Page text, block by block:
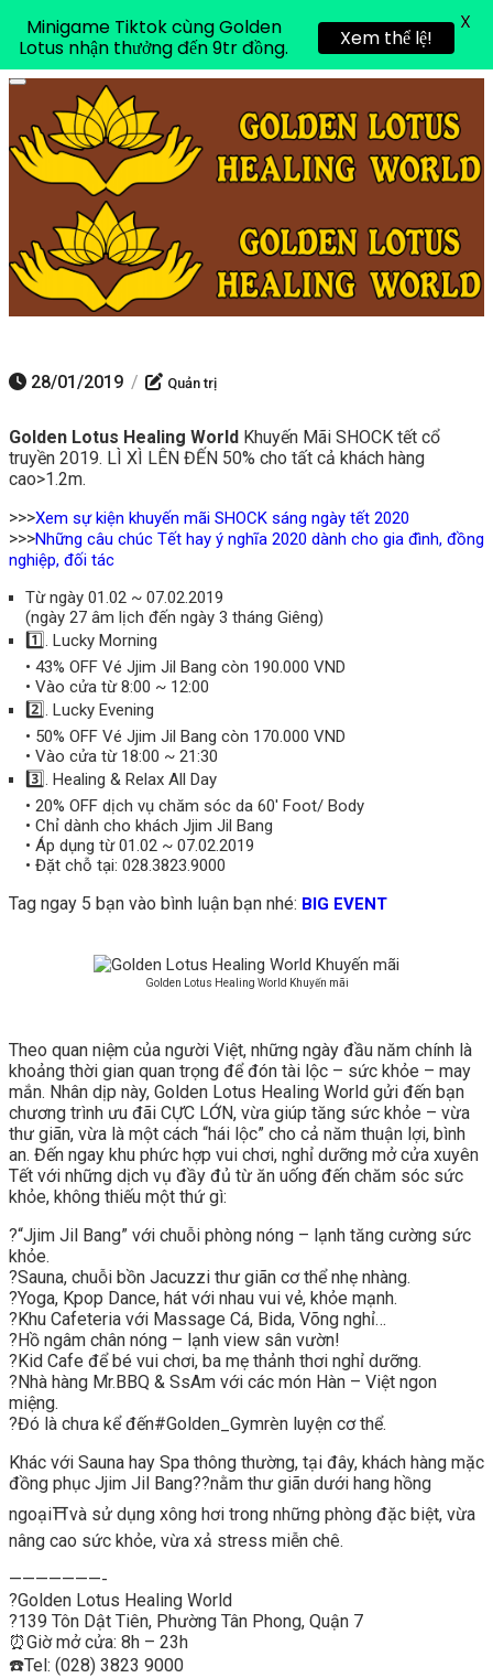
Toggle navigation
28/01/2019 / Quản trị
Golden Lotus Healing World Khuyến Mãi SHOCK tết cổ
truyền 2019. LÌ XÌ LÊN ĐẾN 50% cho tất cả khách hàng
cao>1.2m.
>>>Xem sự kiện khuyến mãi SHOCK sáng ngày tết 2020
>>>Những câu chúc Tết hay ý nghĩa 2020 dành cho gia đình, đồng
nghiệp, đối tác
Từ ngày 01.02 ~ 07.02.2019
(ngày 27 âm lịch đến ngày 3 tháng Giêng)
1️⃣. Lucky Morning
• 43% OFF Vé Jjim Jil Bang còn 190.000 VND
• Vào cửa từ 8:00 ~ 12:00
2️⃣. Lucky Evening
• 50% OFF Vé Jjim Jil Bang còn 170.000 VND
• Vào cửa từ 18:00 ~ 21:30
3️⃣. Healing & Relax All Day
• 20% OFF dịch vụ chăm sóc da 60′ Foot/ Body
• Chỉ dành cho khách Jjim Jil Bang
• Áp dụng từ 01.02 ~ 07.02.2019
• Đặt chỗ tại: 028.3823.9000
Tag ngay 5 bạn vào bình luận bạn nhé: BIG EVENT
Golden Lotus Healing World Khuyến mãi
Theo quan niệm của người Việt, những ngày đầu năm chính là
khoảng thời gian quan trọng để đón tài lộc – sức khỏe – may
mắn. Nhân dịp này, Golden Lotus Healing World gửi đến bạn
chương trình ưu đãi CỰC LỚN, vừa giúp tăng sức khỏe – vừa
thư giãn, vừa là một cách “hái lộc” cho cả năm thuận lợi, bình
an. Đến ngay khu phức hợp vui chơi, nghỉ dưỡng mở cửa xuyên
Tết với những dịch vụ đầy đủ từ ăn uống đến chăm sóc sức
khỏe, không thiếu một thứ gì:
?“Jjim Jil Bang” với chuỗi phòng nóng – lạnh tăng cường sức
khỏe.
?Sauna, chuỗi bồn Jacuzzi thư giãn cơ thể nhẹ nhàng.
?Yoga, Kpop Dance, hát với nhau vui vẻ, khỏe mạnh.
?Khu Cafeteria với Massage Cá, Bida, Võng nghỉ…
?Hồ ngâm chân nóng – lạnh view sân vườn!
?Kid Cafe để bé vui chơi, ba mẹ thảnh thơi nghỉ dưỡng.
?Nhà hàng Mr.BBQ & SsAm với các món Hàn – Việt ngon
miệng.
?Đó là chưa kể đến#Golden_Gymrèn luyện cơ thể.
Khác với Sauna hay Spa thông thường, tại đây, khách hàng mặc
đồng phục Jjim Jil Bang??nằm thư giãn dưới hang hồng
ngoại⛩và sử dụng xông hơi trong những phòng đặc biệt, vừa
nâng cao sức khỏe, vừa xả stress miễn chê.
———————-
?Golden Lotus Healing World
?139 Tôn Dật Tiên, Phường Tân Phong, Quận 7
⏰Giờ mở cửa: 8h – 23h
☎️Tel: (028) 3823 9000
Minigame Tiktok cùng Golden
Lotus nhận thưởng đến 9tr đồng.
Xem thể lệ!
X